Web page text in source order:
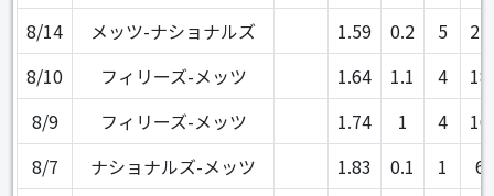
8/14
メッツ-ナショナルズ 1.59 0.2 5
22
8/10
フィリーズ-メッツ 1.64 1.1 4
18
8/9
フィリーズ-メッツ 1.74 1 4
16
8/7
ナショナルズ-メッツ 1.83 0.1 1
6